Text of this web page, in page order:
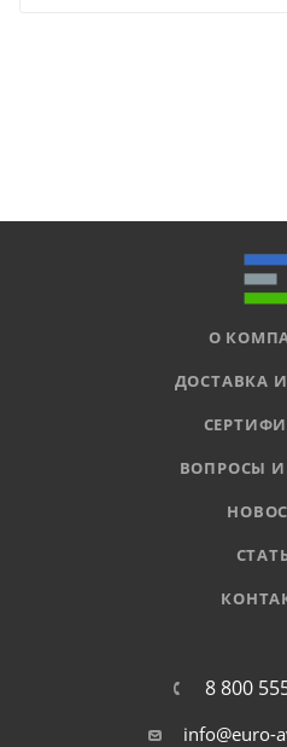
О
ДОСТАВКА
ВОПРОСЫ
8 800
info@euro-